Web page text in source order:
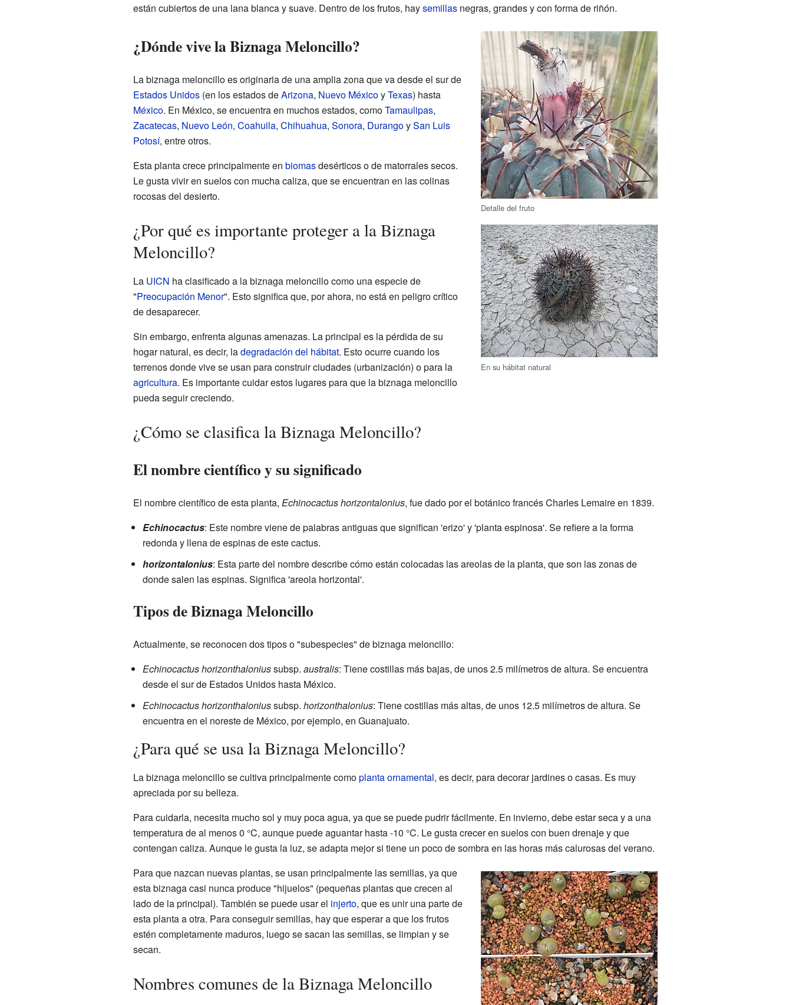
están cubiertos de una lana blanca y suave. Dentro de los frutos, haysemillasnegras, grandes y con forma de riñón.
Detalle del fruto
¿Dónde vive la Biznaga Meloncillo?
La biznaga meloncillo es originaria de una amplia zona que va desde el sur de
Estados Unidos(en los estados deArizona, Nuevo MéxicoyTexas) hasta
México. En México, se encuentra en muchos estados, comoTamaulipas,
Zacatecas, Nuevo León, Coahuila, Chihuahua, Sonora, DurangoySan Luis
Potosí, entre otros.
Esta planta crece principalmente en biomasdesérticos o de matorrales secos.
Le gusta vivir en suelos con mucha caliza, que se encuentran en las colinas
rocosas del desierto.
En su hábitat natural
¿Por qué es importante proteger a la Biznaga
Meloncillo?
La UICN ha clasificado a la biznaga meloncillo como una especie de
"Preocupación Menor". Esto significa que, por ahora, no está en peligro crítico
de desaparecer.
Sin embargo, enfrenta algunas amenazas. La principal es la pérdida de su
hogar natural, es decir, ladegradación del hábitat. Esto ocurre cuando los
terrenos donde vive se usan para construir ciudades (urbanización) o para la
agricultura. Es importante cuidar estos lugares para que la biznaga meloncillo
pueda seguir creciendo.
¿Cómo se clasifica la Biznaga Meloncillo?
El nombre científico y su significado
El nombre científico de esta planta, Echinocactus horizontalonius, fue dado por el botánico francés Charles Lemaire en 1839.
Echinocactus: Este nombre viene de palabras antiguas que significan 'erizo' y 'planta espinosa'. Se refiere a la forma
redonda y llena de espinas de este cactus.
horizontalonius: Esta parte del nombre describe cómo están colocadas las areolas de la planta, que son las zonas de
donde salen las espinas. Significa 'areola horizontal'.
Tipos de Biznaga Meloncillo
Actualmente, se reconocen dos tipos o "subespecies" de biznaga meloncillo:
Echinocactus horizonthaloniussubsp. australis: Tiene costillas más bajas, de unos 2.5 milímetros de altura. Se encuentra
desde el sur de Estados Unidos hasta México.
Echinocactus horizonthaloniussubsp. horizonthalonius: Tiene costillas más altas, de unos 12.5 milímetros de altura. Se
encuentra en el noreste de México, por ejemplo, en Guanajuato.
¿Para qué se usa la Biznaga Meloncillo?
La biznaga meloncillo se cultiva principalmente comoplanta ornamental, es decir, para decorar jardines o casas. Es muy
apreciada por su belleza.
Para cuidarla, necesita mucho sol y muy poca agua, ya que se puede pudrir fácilmente. En invierno, debe estar seca y a una
temperatura de al menos 0 °C, aunque puede aguantar hasta -10 °C. Le gusta crecer en suelos con buen drenaje y que
contengan caliza. Aunque le gusta la luz, se adapta mejor si tiene un poco de sombra en las horas más calurosas del verano.
Para que nazcan nuevas plantas, se usan principalmente las semillas, ya que
esta biznaga casi nunca produce "hijuelos" (pequeñas plantas que crecen al
lado de la principal). También se puede usar el injerto, que es unir una parte de
esta planta a otra. Para conseguir semillas, hay que esperar a que los frutos
estén completamente maduros, luego se sacan las semillas, se limpian y se
secan.
Nombres comunes de la Biznaga Meloncillo